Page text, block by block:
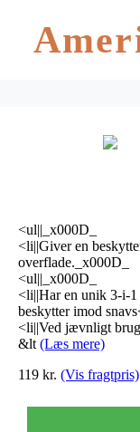
<ul||_x000D_
<li||Giver en
overflade._x000D_
<ul||_x000D_
<li||Har en unik 3-i-
beskytter imod
<li||Ved jævnligt
&lt (Læs mere)
119 kr. (Vis fragtpris)